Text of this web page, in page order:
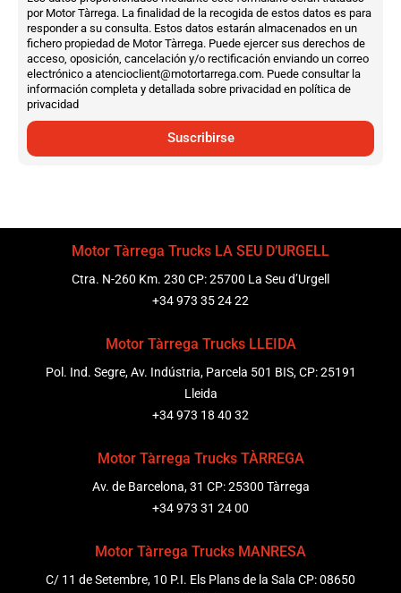
por Motor Tàrrega. La finalidad de la recogida de estos datos es para
responder a su consulta. Estos datos estarán almacenados en un
fichero propiedad de Motor Tàrrega. Puede ejercer sus derechos de
acceso, oposición, cancelación y/o rectificación enviando un correo
electrónico a atencioclient@motortarrega.com. Puede consultar la
información completa y detallada sobre privacidad en política de
privacidad
Suscribirse
Motor Tàrrega Trucks LA SEU D’URGELL
Ctra. N-260 Km. 230 CP: 25700 La Seu d’Urgell
+34 973 35 24 22
Motor Tàrrega Trucks LLEIDA
Pol. Ind. Segre, Av. Indústria, Parcela 501 BIS, CP: 25191
Lleida
+34 973 18 40 32
Motor Tàrrega Trucks TÀRREGA
Av. de Barcelona, 31 CP: 25300 Tàrrega
+34 973 31 24 00
Motor Tàrrega Trucks MANRESA
C/ 11 de Setembre, 10 P.I. Els Plans de la Sala CP: 08650